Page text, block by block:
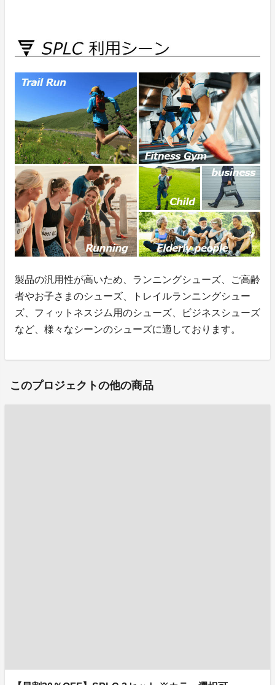
製品の汎用性が高いため、ランニングシューズ、ご高齢
者やお子さまのシューズ、トレイルランニングシュー
ズ、フィットネスジム用のシューズ、ビジネスシューズ
など、様々なシーンのシューズに適しております。
このプロジェクトの他の商品